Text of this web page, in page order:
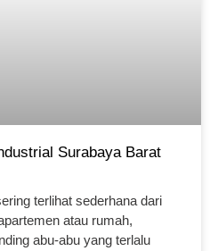
Surabaya Barat
terlihat sederhana dari
atau rumah,
abu-abu yang terlalu